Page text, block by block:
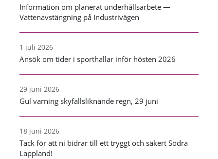
Information om planerat underhållsarbete —
Vattenavstängning på Industrivägen
1 juli 2026
Ansök om tider i sporthallar inför hösten 2026
29 juni 2026
Gul varning skyfallsliknande regn, 29 juni
18 juni 2026
Tack för att ni bidrar till ett tryggt och säkert Södra
Lappland!